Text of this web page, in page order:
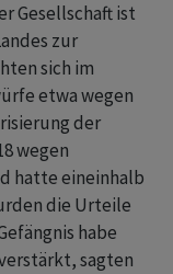
Gesellschaft ist
zur
sich im
etwa wegen
der
wegen
hatte eineinhalb
die Urteile
habe
sagten